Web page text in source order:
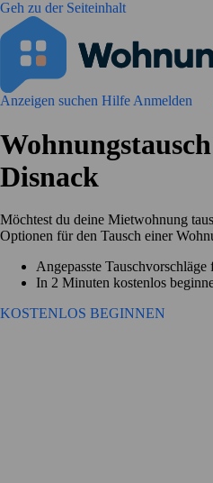
Geh zu der Seiteinhalt
Anzeigen suchen Hilfe Anmelden
Disnack
Möchtest du deine Mietwohnung
Optionen für den Tausch einer
Angepasste Tauschvorschläge
In 2 Minuten kostenlos
KOSTENLOS BEGINNEN